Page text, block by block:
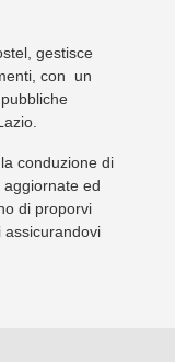
gestisce
con un
conduzione di
ed
di proporvi
assicurandovi